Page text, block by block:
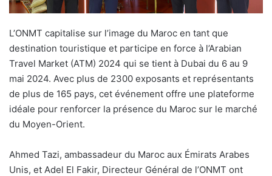
L’ONMT capitalise sur l’image du Maroc en tant que
destination touristique et participe en force à l’Arabian
Travel Market (ATM) 2024 qui se tient à Dubai du 6 au 9
mai 2024. Avec plus de 2300 exposants et représentants
de plus de 165 pays, cet événement offre une plateforme
idéale pour renforcer la présence du Maroc sur le marché
du Moyen-Orient.
Ahmed Tazi, ambassadeur du Maroc aux Émirats Arabes
Unis, et Adel El Fakir, Directeur Général de l’ONMT ont